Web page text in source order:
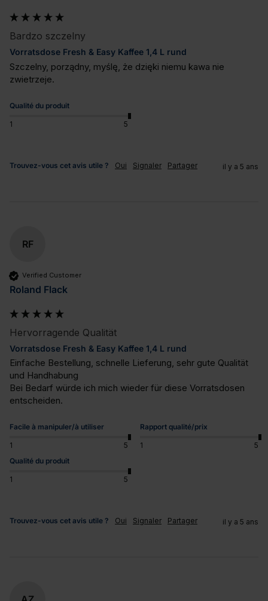
Bardzo szczelny
Vorratsdose Fresh & Easy Kaffee 1,4 L rund
Szczelny, porządny, myślę, że dzięki niemu kawa nie
zwietrzeje.
Qualité du produit
1 5
Trouvez-vous cet avis utile ? Oui Signaler Partager il y a 5 ans
RF
Verified Customer
Roland Flack
Hervorragende Qualität
Vorratsdose Fresh & Easy Kaffee 1,4 L rund
Einfache Bestellung, schnelle Lieferung, sehr gute Qualität
und Handhabung
Bei Bedarf würde ich mich wieder für diese Vorratsdosen
entscheiden.
Facile à manipuler/à utiliser
1 5
Rapport qualité/prix
1
5
Qualité du produit
1 5
Trouvez-vous cet avis utile ? Oui Signaler Partager il y a 5 ans